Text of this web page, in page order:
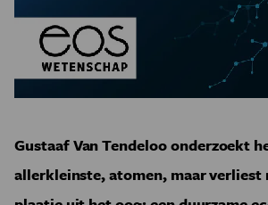
Gustaaf Van Tendeloo onderzoekt
allerkleinste, atomen, maar